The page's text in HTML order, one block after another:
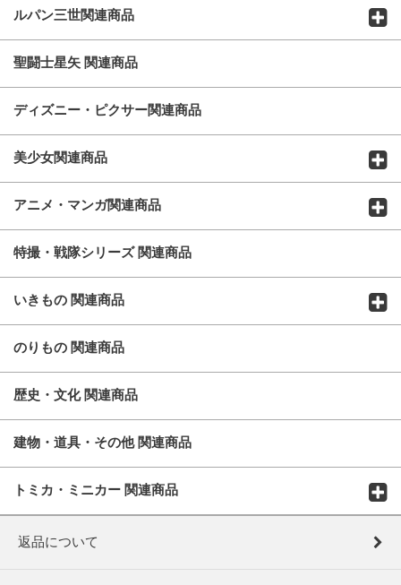
ルパン三世関連商品
聖闘士星矢 関連商品
ディズニー・ピクサー関連商品
美少女関連商品
アニメ・マンガ関連商品
特撮・戦隊シリーズ 関連商品
いきもの 関連商品
のりもの 関連商品
歴史・文化 関連商品
建物・道具・その他 関連商品
トミカ・ミニカー 関連商品
返品について